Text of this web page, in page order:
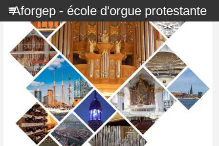
Aforgep - école d'orgue protestante